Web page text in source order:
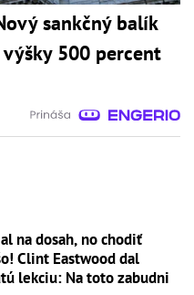
sankčný balík
500 percent
na dosah, no chodiť
Clint Eastwood dal
lekciu: Na toto zabudni